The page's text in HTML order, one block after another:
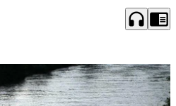
headphones chrome_reader_mode